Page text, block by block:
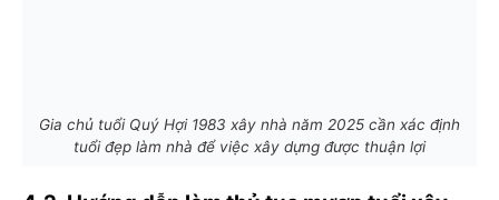
Gia chủ tuổi Quý Hợi 1983 xây nhà năm 2025 cần xác định
tuổi đẹp làm nhà để việc xây dựng được thuận lợi